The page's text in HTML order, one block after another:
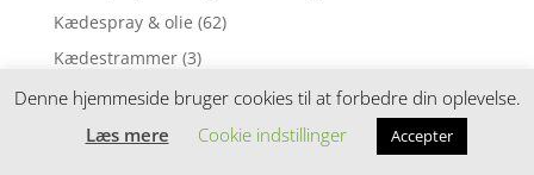
Kædespray & olie (62)
Kædestrammer (3)
Kædeværktøj (39)
Klamper (24)
Denne hjemmeside bruger cookies til at forbedre din oplevelse.
Læs mere
Cookie indstillinger Accepter